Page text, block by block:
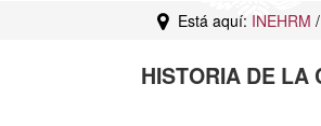
Está aquí: INEHRM
HISTORIA DE LA